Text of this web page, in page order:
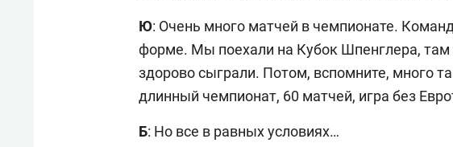
Ю: Очень много матчей в чемпионате.
форме. Мы поехали на Кубок Шпенглера,
здорово сыграли. Потом, вспомните, много
длинный чемпионат, 60 матчей, игра без
Б: Но все в равных условиях…